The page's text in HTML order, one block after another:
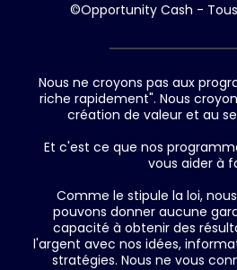
©Opportunity Cash - Tous
Nous ne croyons pas aux
riche rapidement". Nous
création de valeur et au
Et c'est ce que nos
vous aider à
Comme le stipule la loi,
pouvons donner aucune
capacité à obtenir des
l'argent avec nos idées,
stratégies. Nous ne vous